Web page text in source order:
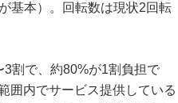
基本）。回転数は現状2回転
割で、約80%が1割負担で
囲内でサービス提供している